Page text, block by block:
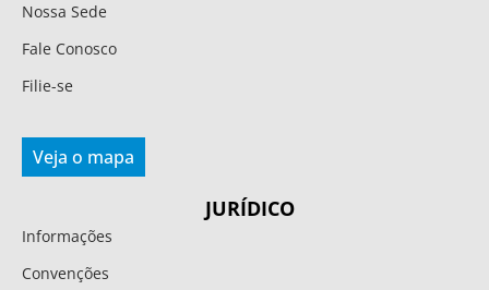
Nossa Sede
Fale Conosco
Filie-se
Veja o mapa
JURÍDICO
Informações
Convenções